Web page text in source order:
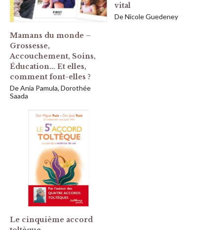
Mamans du monde –
Grossesse,
Accouchement, Soins,
Éducation… Et elles,
comment font-elles ?
De Ania Pamula, Dorothée
Saada
vital
De Nicole Guedeney
Le cinquième accord